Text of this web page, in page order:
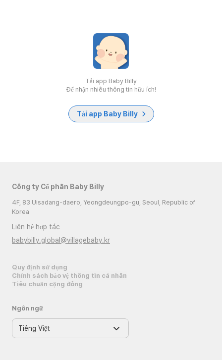
Tải app Baby Billy
Để nhận nhiều thông tin hữu ích!
Tải app Baby Billy
Công ty Cổ phần Baby Billy
4F, 83 Uisadang-daero, Yeongdeungpo-gu, Seoul, Republic of
Korea
Liên hệ hợp tác
babybilly.global@villagebaby.kr
Quy định sử dụng
Chính sách bảo vệ thông tin cá nhân
Tiêu chuẩn cộng đồng
Ngôn ngữ